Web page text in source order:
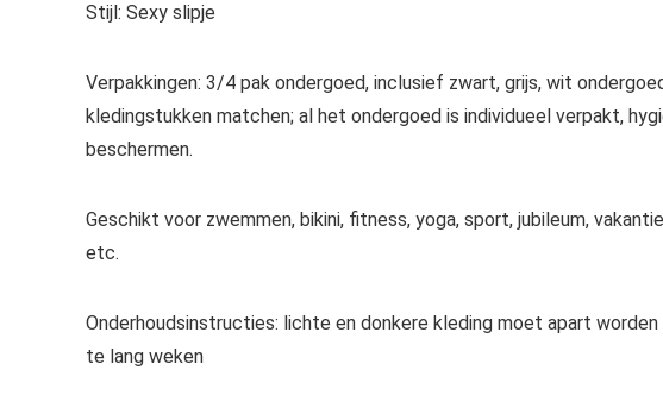
Stijl: Sexy slipje
Verpakkingen: 3/4 pak ondergoed, inclusief zwart, grijs, wit
kledingstukken matchen; al het ondergoed is individueel verpakt,
beschermen.
Geschikt voor zwemmen, bikini, fitness, yoga, sport, jubileum,
etc.
Onderhoudsinstructies: lichte en donkere kleding moet apart
te lang weken